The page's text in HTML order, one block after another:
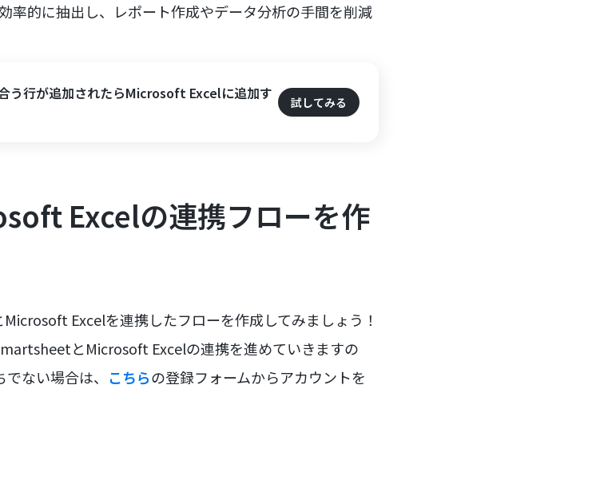
率的に抽出し、レポート作成やデータ分析の手間を削減
う行が追加されたらMicrosoft Excelに追加す
試してみる
Excelの連携フローを作
Excelを連携したフローを作成してみましょう！
とMicrosoft Excelの連携を進めていきますの
ない場合は、
こちらの登録フォームからアカウントを